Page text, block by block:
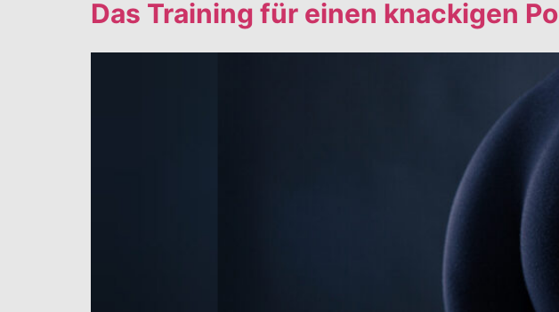
Das Training für einen knackigen Po